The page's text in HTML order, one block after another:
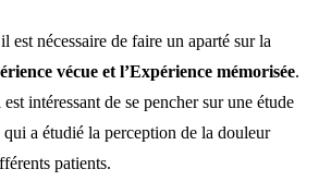
est nécessaire de faire un aparté sur la
vécue et l’Expérience mémorisée.
intéressant de se pencher sur une étude
a étudié la perception de la douleur
patients.